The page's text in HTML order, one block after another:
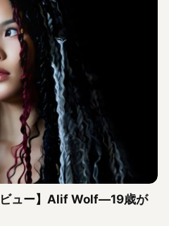
ビュー】Alif Wolf―19歳が